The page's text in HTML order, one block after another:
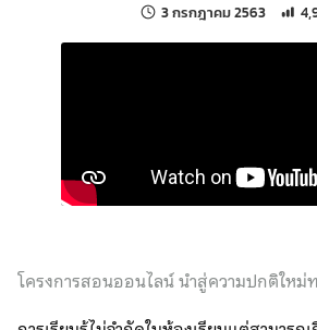
3 กรกฎาคม 2563 แก้ไขล่า
จำนว
โครงการสอนออนไลน์ นำสู่ความปกติใหม่